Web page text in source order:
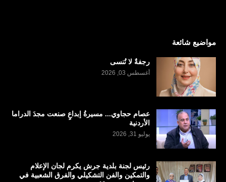
مواضيع شائعة
رجفةٌ لا تُنسى
أغسطس 03, 2026
عصام حجاوي... مسيرةُ إبداعٍ صنعت مجدَ الدراما
الأردنية
يوليو 31, 2026
رئيس لجنة بلدية جرش يكرم لجان الإعلام
والتمكين والفن التشكيلي والفرق الشعبية في